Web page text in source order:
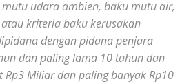
udara ambien, baku mutu air,
kriteria baku kerusakan
dengan pidana penjara
dan paling lama 10 tahun dan
Rp3 Miliar dan paling banyak Rp10